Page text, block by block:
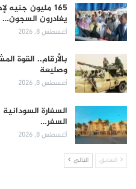
يغادرون السجون…
أغسطس 8, 2026
بالأرقام.. القوة
وصليعة
أغسطس 8, 2026
السفارة
السفر…
أغسطس 8, 2026
السابق التالي